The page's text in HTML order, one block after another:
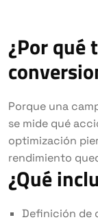
¿Por qué
Porque una
se mide qué
optimización
rendimiento
¿Qué
Definición de